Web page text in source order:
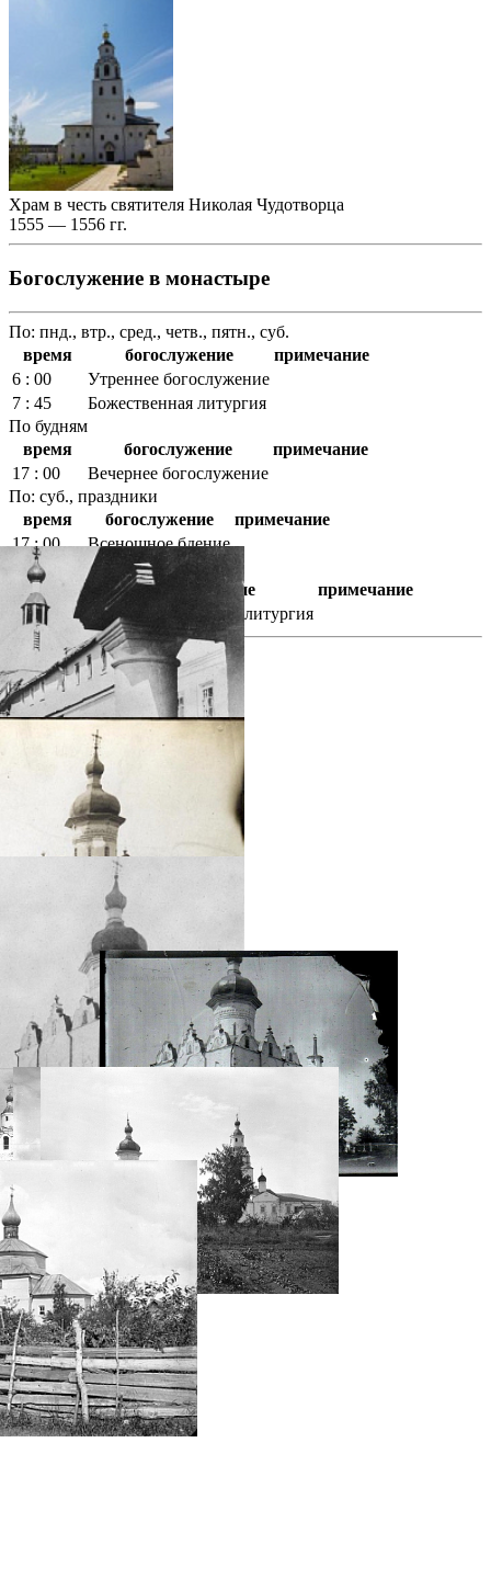
Храм в честь святителя Николая Чудотворца
1555 — 1556 гг.
Богослужение в монастыре
По: пнд., втр., сред., четв., пятн., суб.
время
богослужение
примечание
6 : 00
Утреннее богослужение
7 : 45
Божественная литургия
По будням
время
богослужение
примечание
17 : 00
Вечернее богослужение
По: суб., праздники
время
богослужение
примечание
17 : 00
Всенощное бдение
По: вск., праздники
время
богослужение
примечание
8 : 40
Часы. Божественная литургия
фотогалерея